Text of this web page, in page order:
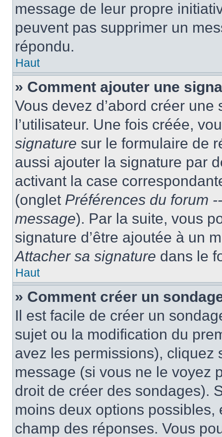
message de leur propre
peuvent pas supprimer un
répondu.
Haut
» Comment ajouter une
Vous devez d’abord créer
l’utilisateur. Une fois créée,
signature sur le formulaire de
aussi ajouter la signature par
activant la case
(onglet Préférences du forum
message). Par la suite, vous
signature d’être ajoutée à un
Attacher sa signature dans le
Haut
» Comment créer un
Il est facile de créer un
sujet ou la modification du
avez les permissions), cliquez
message (si vous ne le voyez
droit de créer des sondages).
moins deux options
champ des réponses. Vous